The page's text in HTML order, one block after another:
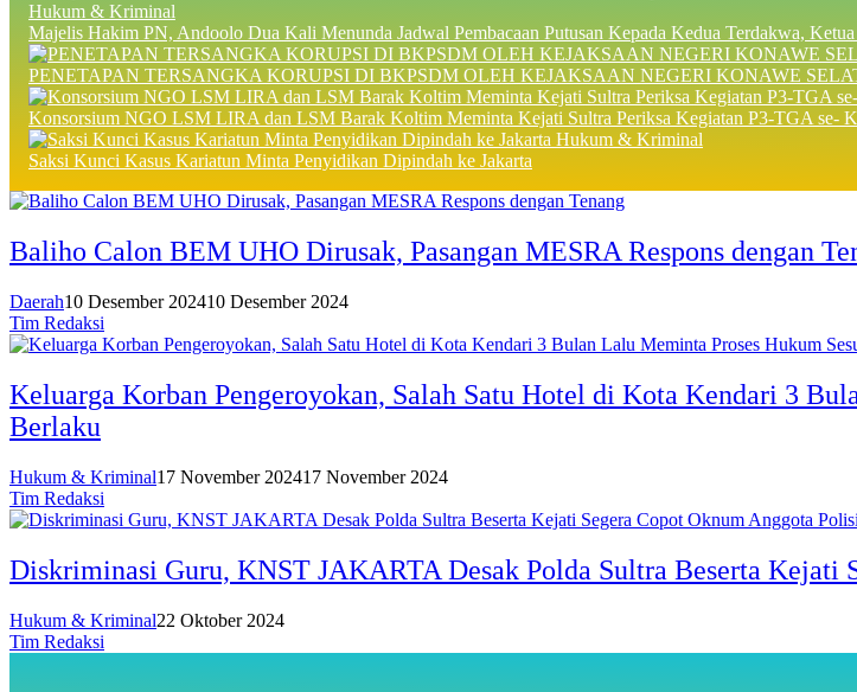
Hukum & Kriminal
Majelis Hakim PN, Andoolo Dua Kali Menunda Jadwal Pembacaan Putusan Kepada Kedua Terdakwa,
PENETAPAN TERSANGKA KORUPSI DI BKPSDM OLEH KEJAKSAAN NEGERI KONAWE
Konsorsium NGO LSM LIRA dan LSM Barak Koltim Meminta Kejati Sultra Periksa Kegiatan P3-TGA se-
Hukum & Kriminal
Saksi Kunci Kasus Kariatun Minta Penyidikan Dipindah ke Jakarta
Baliho Calon BEM UHO Dirusak, Pasangan MESRA Respons dengan
Daerah10 Desember 202410 Desember 2024
Tim Redaksi
Keluarga Korban Pengeroyokan, Salah Satu Hotel di Kota Kendari 3
Berlaku
Hukum & Kriminal17 November 202417 November 2024
Tim Redaksi
Diskriminasi Guru, KNST JAKARTA Desak Polda Sultra Beserta Kejati
Hukum & Kriminal22 Oktober 2024
Tim Redaksi